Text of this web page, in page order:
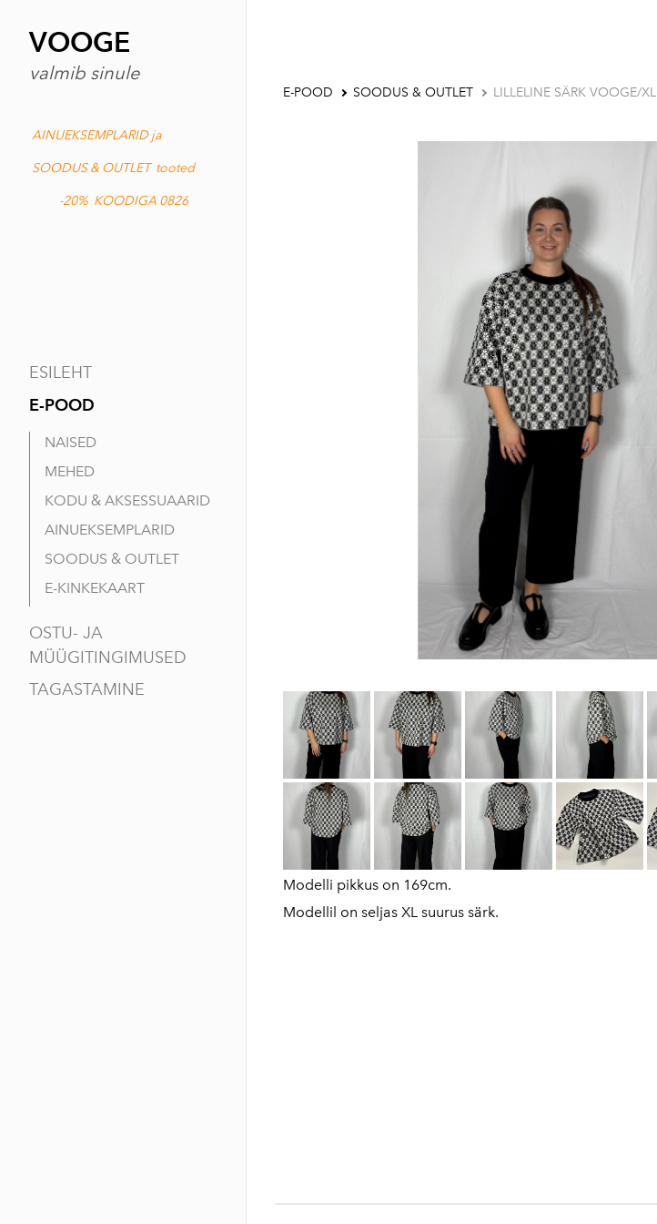
VOOGE
valmib sinule
AINUEKSEMPLARID ja
SOODUS & OUTLET tooted
-20% KOODIGA 0826
ESILEHT
E-POOD
NAISED
MEHED
KODU & AKSESSUAARID
AINUEKSEMPLARID
SOODUS & OUTLET
E-KINKEKAART
OSTU- JA
MÜÜGITINGIMUSED
TAGASTAMINE
E-POOD SOODUS & OUTLET LILLELINE SÄRK VOOGE/XL
Modelli pikkus on 169cm.
Modellil on seljas XL suurus särk.